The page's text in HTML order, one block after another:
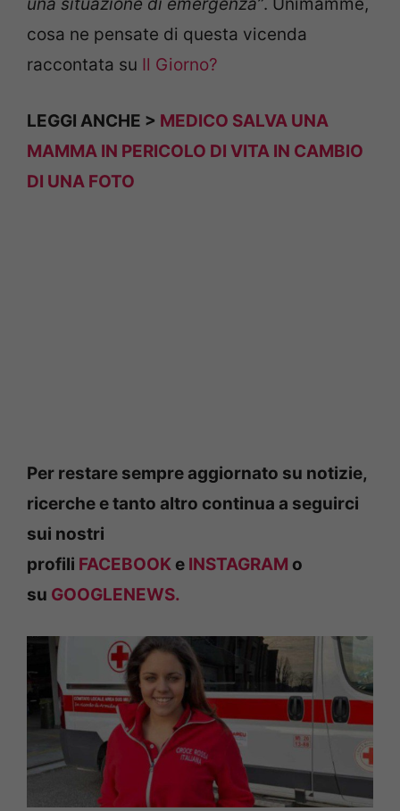
una situazione di emergenza”. Unimamme,
cosa ne pensate di questa vicenda
raccontata su Il Giorno?
LEGGI ANCHE > MEDICO SALVA UNA
MAMMA IN PERICOLO DI VITA IN CAMBIO
DI UNA FOTO
Per restare sempre aggiornato su notizie,
ricerche e tanto altro continua a seguirci
sui nostri
profili FACEBOOK e INSTAGRAM o
su GOOGLENEWS.